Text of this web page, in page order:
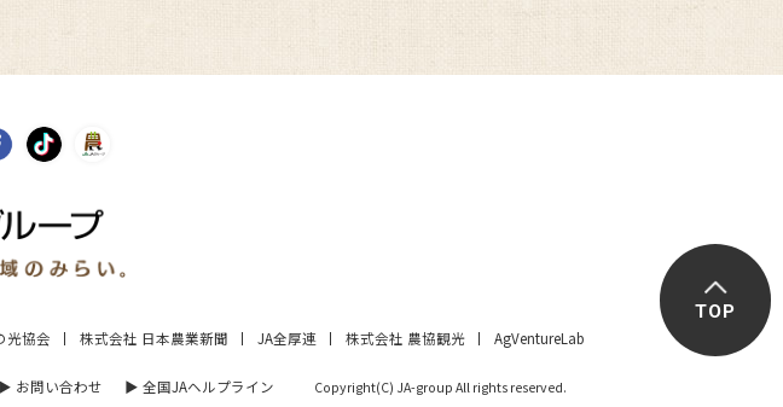
光協会 株式会社 日本農業新聞 JA全厚連 株式会社 農協観光 AgVentureLab
▶︎ お問い合わせ ▶︎ 全国JAヘルプライン Copyright(C) JA-group All rights reserved.
TOP